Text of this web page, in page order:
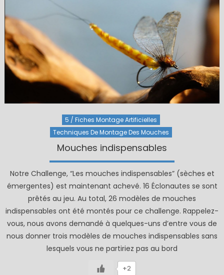
5 / Fiches Montage Artificielles
Techniques De Montage Des Mouches
Mouches indispensables
Notre Challenge, “Les mouches indispensables” (sèches et
émergentes) est maintenant achevé. 16 Éclonautes se sont
prêtés au jeu. Au total, 26 modèles de mouches
indispensables ont été montés pour ce challenge. Rappelez-
vous, nous avons demandé à quelques-uns d’entre vous de
nous donner trois modèles de mouches indispensables sans
lesquels vous ne partiriez pas au bord
+2